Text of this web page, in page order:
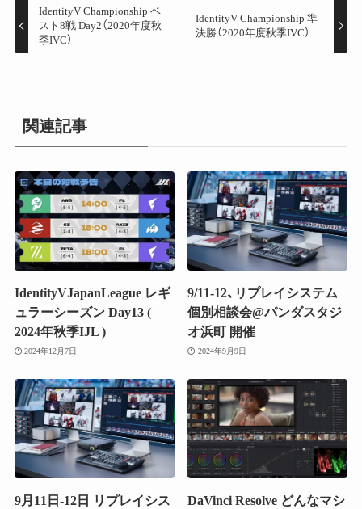
IdentityV Championship ベ
スト8戦 Day2（2020年度秋
季IVC）
IdentityV Championship 準
決勝（2020年度秋季IVC）
関連記事
IdentityVJapanLeague レギ
ュラーシーズン Day13 (
2024年秋季IJL )
2024年12月7日
9/11-12、リプレイシステム
個別相談会@パンダスタジ
オ浜町 開催
2024年9月9日
9月11日-12日 リプレイシス
DaVinci Resolve どんなマシ